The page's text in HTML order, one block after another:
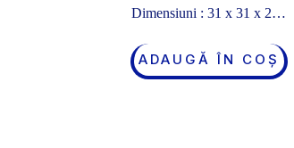
Dimensiuni : 31 x 31 x 2…
ADAUGĂ ÎN COȘ